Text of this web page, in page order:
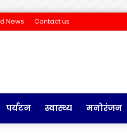
News Contact us
पर्यटन स्वास्थ्य मनोरंजन